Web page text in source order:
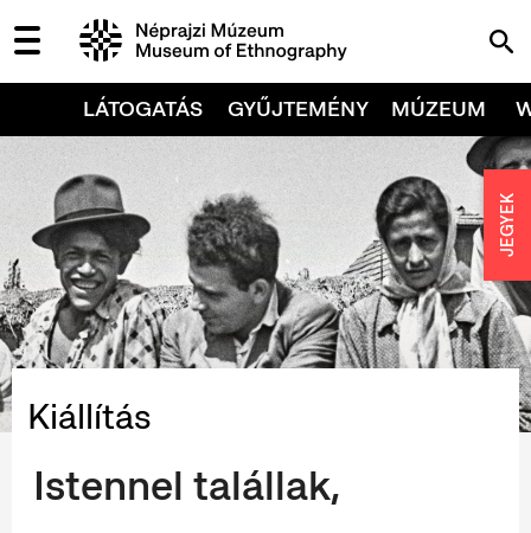
LÁTOGATÁS GYŰJTEMÉNY MÚZEUM
Kiállítás
Istennel talállak,
JEGYEK